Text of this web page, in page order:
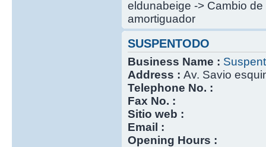
eldunabeige -> Cambio
amortiguador
SUSPENTODO
Business Name :
Address : Av. Savio
Telephone No. :
Fax No. :
Sitio web :
Email :
Opening Hours :